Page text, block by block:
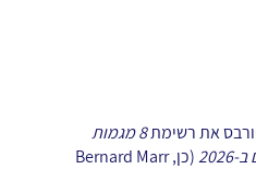
8 מגמות
(כן, Bernard Marr